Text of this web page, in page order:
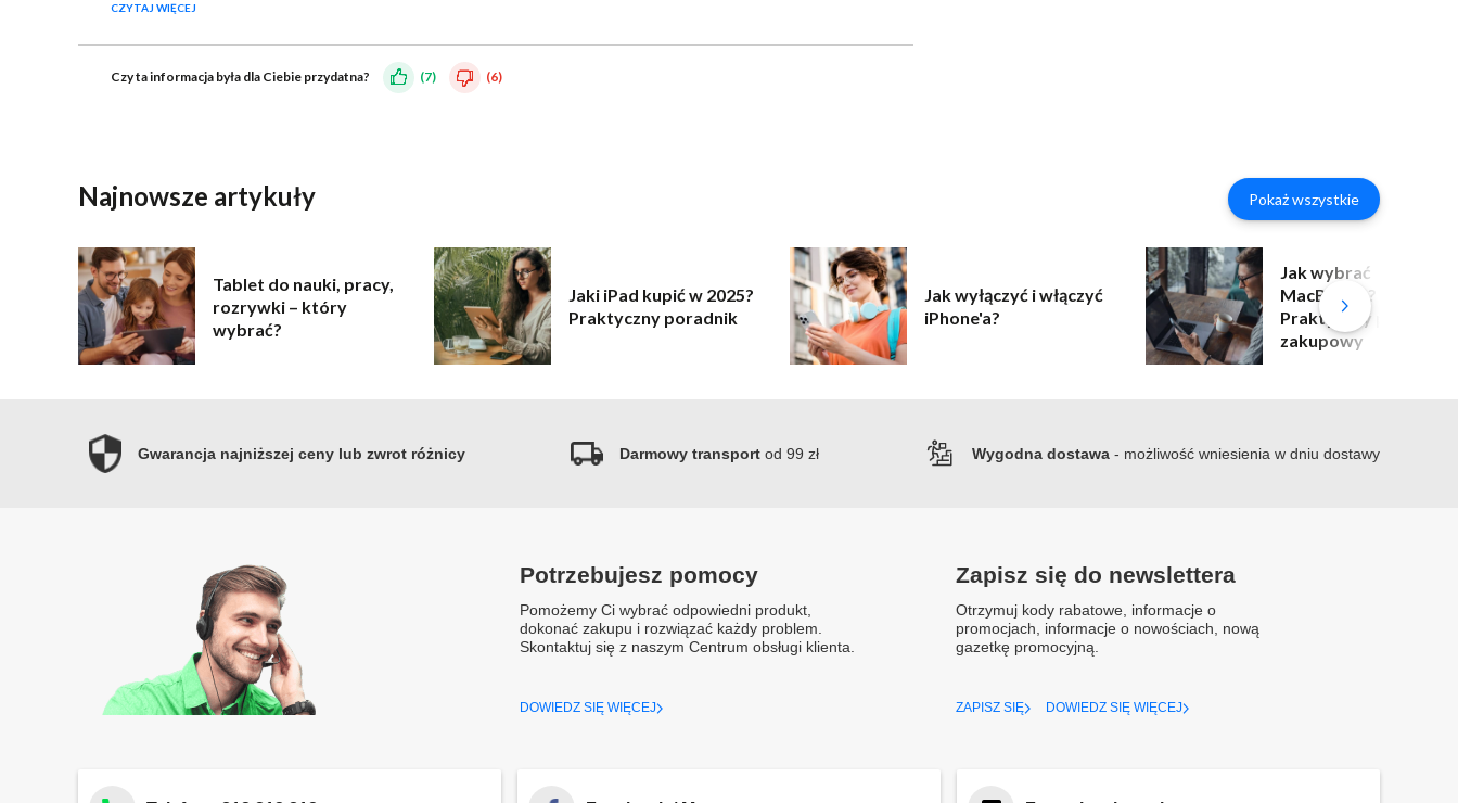
CZYTAJ WIĘCEJ
Czy ta informacja była dla Ciebie przydatna? (7) (6)
Najnowsze artykuły Pokaż wszystkie
Tablet do nauki, pracy,
rozrywki – który
wybrać?
Jaki iPad kupić w 2025?
Praktyczny poradnik
Jak wyłączyć i włączyć
iPhone'a?
Jak wybrać
MacBooka?
Praktyczny poradnik
zakupowy
Gwarancja najniższej ceny lub zwrot różnicy Darmowy transportod 99 zł Wygodna dostawa - możliwość wniesienia w dniu dostawy
Potrzebujesz pomocy
Pomożemy Ci wybrać odpowiedni produkt,
dokonać zakupu i rozwiązać każdy problem.
Skontaktuj się z naszym Centrum obsługi klienta.
DOWIEDZ SIĘ WIĘCEJ
Zapisz się do newslettera
Otrzymuj kody rabatowe, informacje o
promocjach, informacje o nowościach, nową
gazetkę promocyjną.
ZAPISZ SIĘ DOWIEDZ SIĘ WIĘCEJ